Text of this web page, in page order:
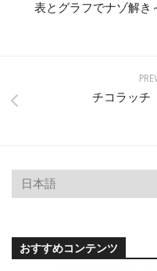
表とグラフでナゾ解き
チコラッチ
おすすめコンテンツ